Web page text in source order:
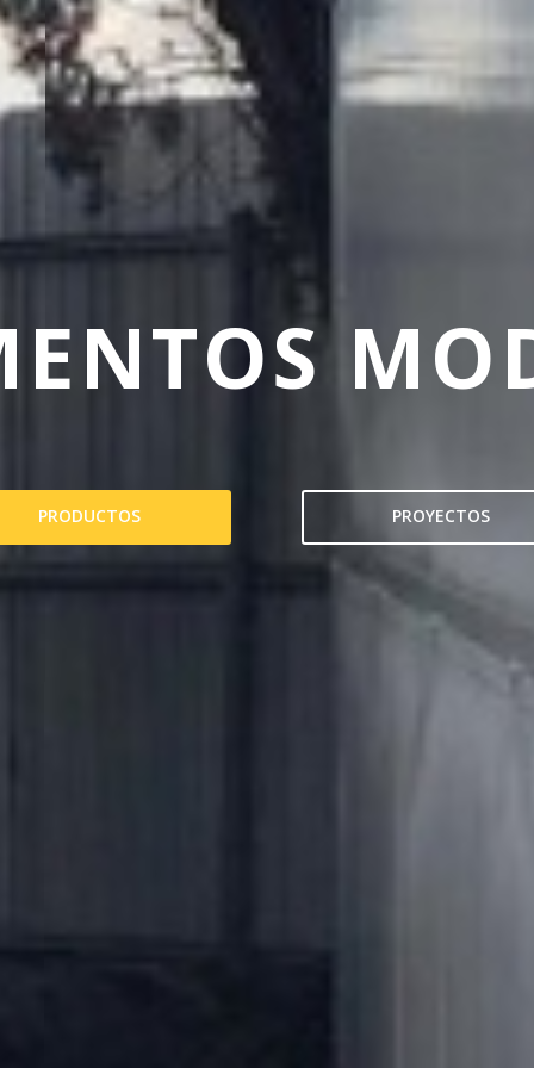
PRODUCTOS PROYECTOS